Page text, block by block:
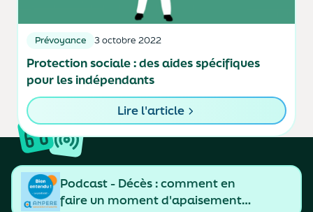
Prévoyance 3 octobre 2022
Protection sociale : des aides spécifiques
pour les indépendants
Lire l'article
Podcast - Décès : comment en
faire un moment d'apaisement